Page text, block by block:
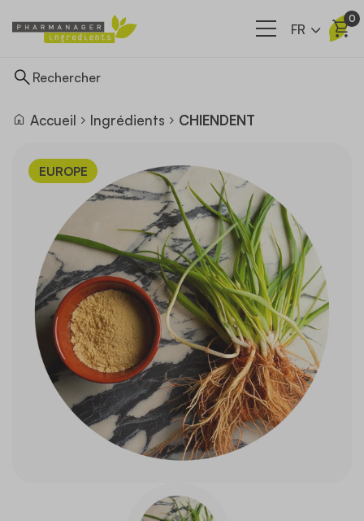
Nos filières
A propos
Actualités
Contact
FR
0
Accueil Ingrédients CHIENDENT
EUROPE